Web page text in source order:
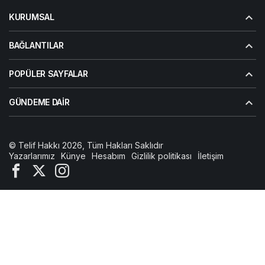
KURUMSAL
BAĞLANTILAR
POPÜLER SAYFALAR
GÜNDEME DAIR
© Telif Hakkı 2026, Tüm Hakları Saklıdır
Yazarlarımız
Künye Hesabım Gizlilik politikası İletişim